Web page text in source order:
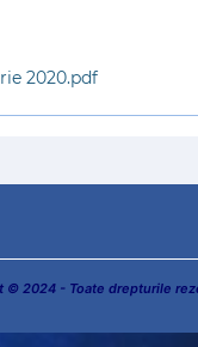
2020.pdf
© 2024 - Toate drepturile